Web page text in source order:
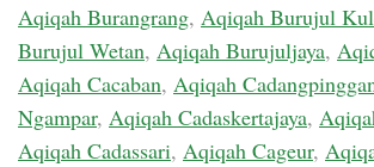
Aqiqah Burangrang, Aqiqah Burujul
Burujul Wetan, Aqiqah Burujuljaya,
Aqiqah Cacaban, Aqiqah
Ngampar, Aqiqah Cadaskertajaya,
Aqiqah Cadassari, Aqiqah Cageur,